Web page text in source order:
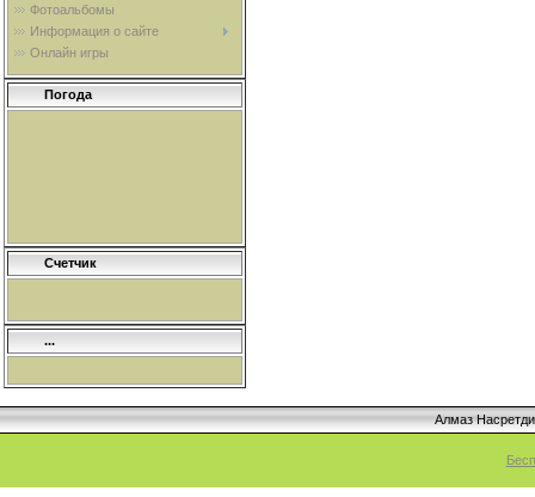
Фотоальбомы
Информация о сайте
Онлайн игры
Погода
Счетчик
...
Алмаз